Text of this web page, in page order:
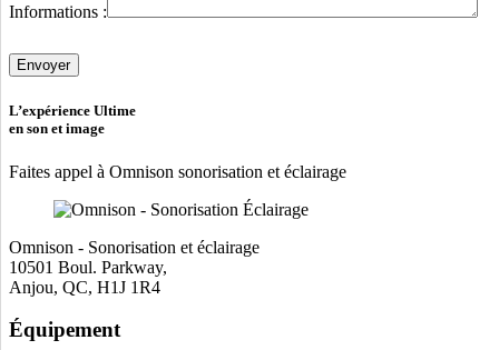
Informations :
laisser
ce
vide.
L’expérience Ultime
en son et image
Faites appel à Omnison sonorisation et éclairage
Omnison - Sonorisation et éclairage
10501 Boul. Parkway,
Anjou, QC, H1J 1R4
Équipement